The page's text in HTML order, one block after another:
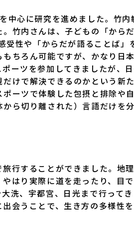
心に研究を進めました。竹
竹内さんは、子どもの「から
性や「からだが語ることば」
ちろん可能ですが、かなり日
ーツを参加してきましたが、
けで解決できるのかという新
ーツで体験した包摂と排除や
ら切り離された）言語だけを
行することができました。地
はり実際に道を走ったり、目
洗、宇都宮、日光まで行って
会うことで、生き方の多様性を